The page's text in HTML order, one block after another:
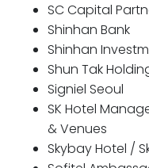
SC Capital
Shinhan Bank
Shinhan
Shun Tak
Signiel Seoul
SK Hotel
& Venues
Skybay Hotel /